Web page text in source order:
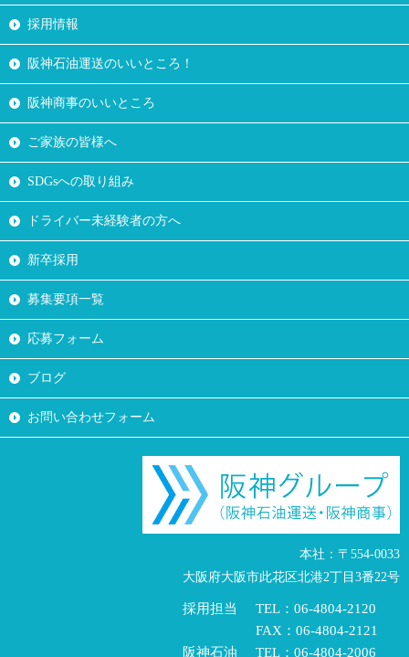
採用情報
阪神石油運送のいいところ！
阪神商事のいいところ
ご家族の皆様へ
SDGsへの取り組み
ドライバー未経験者の方へ
新卒採用
募集要項一覧
応募フォーム
ブログ
お問い合わせフォーム
本社：〒554-0033
大阪府大阪市此花区北港2丁目3番22号
採用担当
TEL：06-4804-2120
FAX：06-4804-2121
阪神石油
TEL：06-4804-2006